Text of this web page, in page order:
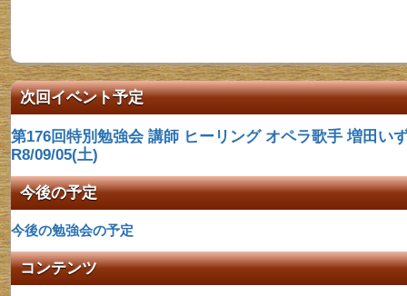
次回イベント予定
第176回特別勉強会 講師​ ヒーリング オペラ歌手 増田い
R8/09/05(土)
今後の予定
今後の勉強会の予定
コンテンツ